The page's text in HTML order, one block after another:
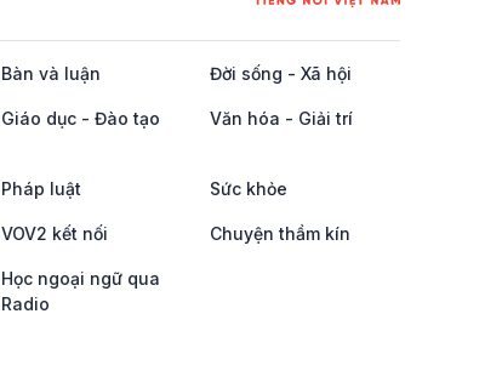
Bàn và luận Đời sống - Xã hội
Giáo dục - Đào tạo Văn hóa - Giải trí
Pháp luật Sức khỏe
VOV2 kết nối Chuyện thầm kín
Học ngoại ngữ qua
Radio